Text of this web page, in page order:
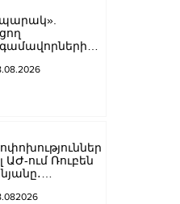
է փոխանցվել
ԱԺ-ում Ռուբեն